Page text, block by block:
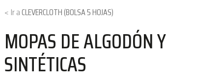
CLEVERCLOTH (BOLSA 5 HOJAS)
MOPAS DE ALGODÓN Y
SINTÉTICAS